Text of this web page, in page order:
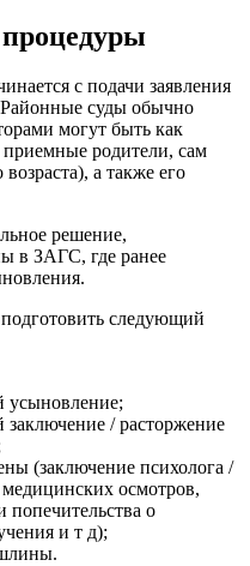
с подачи заявления
Районные суды обычно
могут быть как
приемные родители, сам
а также его
решение,
в ЗАГС, где ранее
следующий
усыновление;
/ расторжение
(заключение психолога /
медицинских осмотров,
попечительства о
и т д);